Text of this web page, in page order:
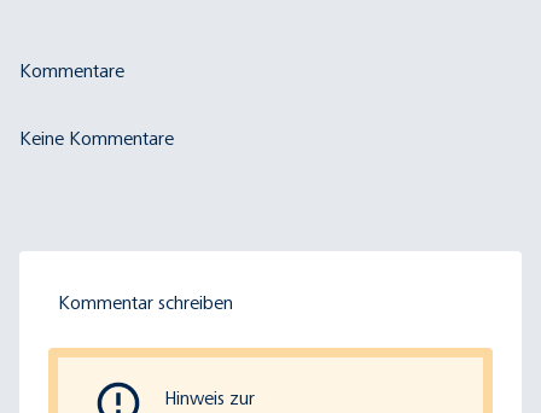
Kommentare
Keine Kommentare
Kommentar schreiben
Hinweis zur